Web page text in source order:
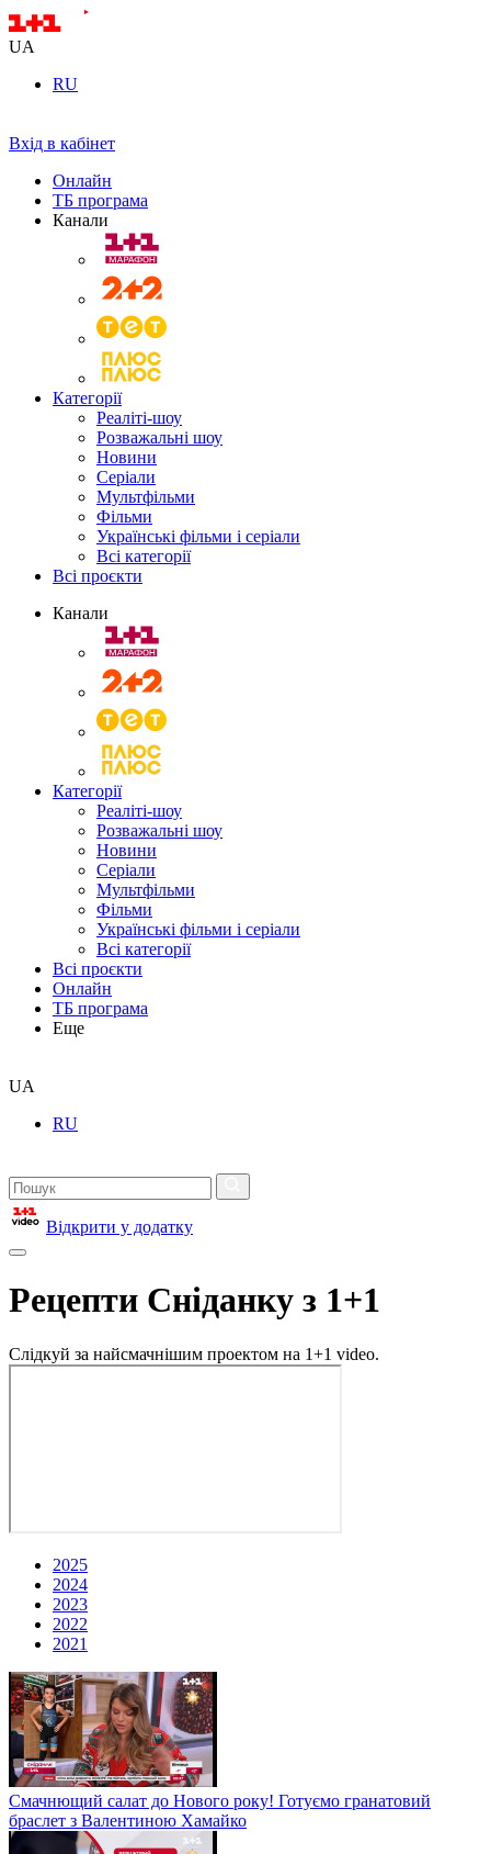
UA
RU
Вхід в кабінет
Онлайн
ТБ програма
Канали
Категорії
Реаліті-шоу
Розважальні шоу
Новини
Серіали
Мультфільми
Фільми
Українські фільми і серіали
Всі категорії
Всі проєкти
Канали
Категорії
Реаліті-шоу
Розважальні шоу
Новини
Серіали
Мультфільми
Фільми
Українські фільми і серіали
Всі категорії
Всі проєкти
Онлайн
ТБ програма
Еще
UA
RU
Відкрити у додатку
Рецепти Сніданку з 1+1
Слідкуй за найсмачнішим проектом на 1+1 video.
2025
2024
2023
2022
2021
Смачнющий салат до Нового року! Готуємо гранатовий
браслет з Валентиною Хамайко